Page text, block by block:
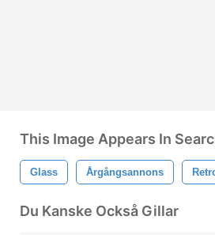
This Image Appears In
Glass Årgångsannons
Du Kanske Också Gillar